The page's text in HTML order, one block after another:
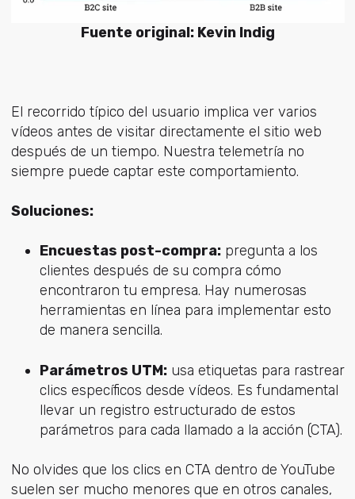
Fuente original: Kevin Indig
El recorrido típico del usuario implica ver varios
vídeos antes de visitar directamente el sitio web
después de un tiempo. Nuestra telemetría no
siempre puede captar este comportamiento.
Soluciones:
Encuestas post-compra:pregunta a los
clientes después de su compra cómo
encontraron tu empresa. Hay numerosas
herramientas en línea para implementar esto
de manera sencilla.
Parámetros UTM:usa etiquetas para rastrear
clics específicos desde vídeos. Es fundamental
llevar un registro estructurado de estos
parámetros para cada llamado a la acción (CTA).
No olvides que los clics en CTA dentro de YouTube
suelen ser mucho menores que en otros canales,